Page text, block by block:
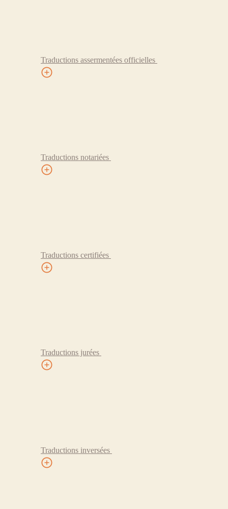
Traductions assermentées officielles
Traductions notariées
Traductions certifiées
Traductions jurées
Traductions inversées